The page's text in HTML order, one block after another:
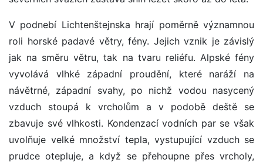
V podnebí Lichtenštejnska hrají poměrně významnou
roli horské padavé větry, fény. Jejich vznik je závislý
jak na směru větru, tak na tvaru reliéfu. Alpské fény
vyvolává vlhké západní proudění, které naráží na
návětrné, západní svahy, po nichž vodou nasycený
vzduch stoupá k vrcholům a v podobě deště se
zbavuje své vlhkosti. Kondenzací vodních par se však
uvolňuje velké množství tepla, vystupující vzduch se
prudce otepluje, a když se přehoupne přes vrcholy,